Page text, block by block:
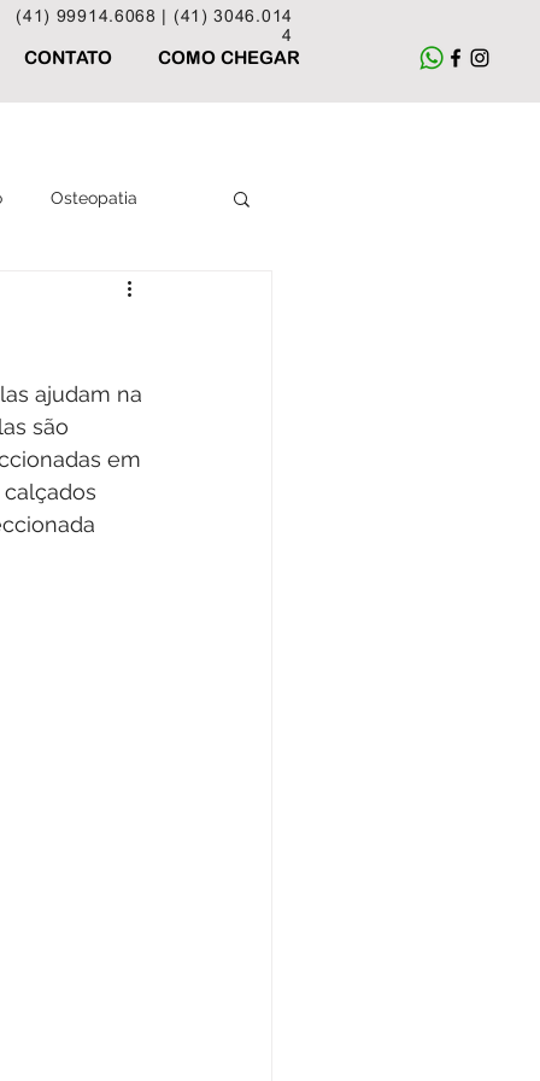
CONTATO COMO CHEGAR
(41) 99914.6068 | (41) 3046.014
4
Osteopatia
ajudam na
são
em